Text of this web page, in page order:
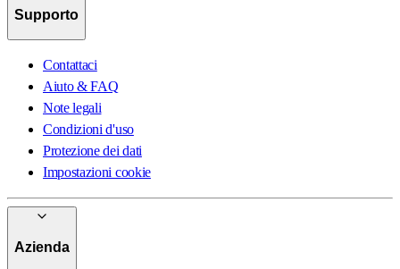
Supporto
Contattaci
Aiuto & FAQ
Note legali
Condizioni d'uso
Protezione dei dati
Impostazioni cookie
Azienda